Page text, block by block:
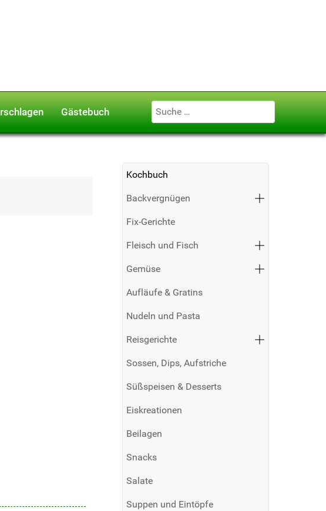
Gästebuch Geben Sie ...
Kochbuch
Backvergnügen
Fix-Gerichte
Fleisch und Fisch
Gemüse
Aufläufe & Gratins
Nudeln und Pasta
Reisgerichte
Sossen, Dips, Aufstriche
Süßspeisen & Desserts
Eiskreationen
Beilagen
Snacks
Salate
Suppen und Eintöpfe